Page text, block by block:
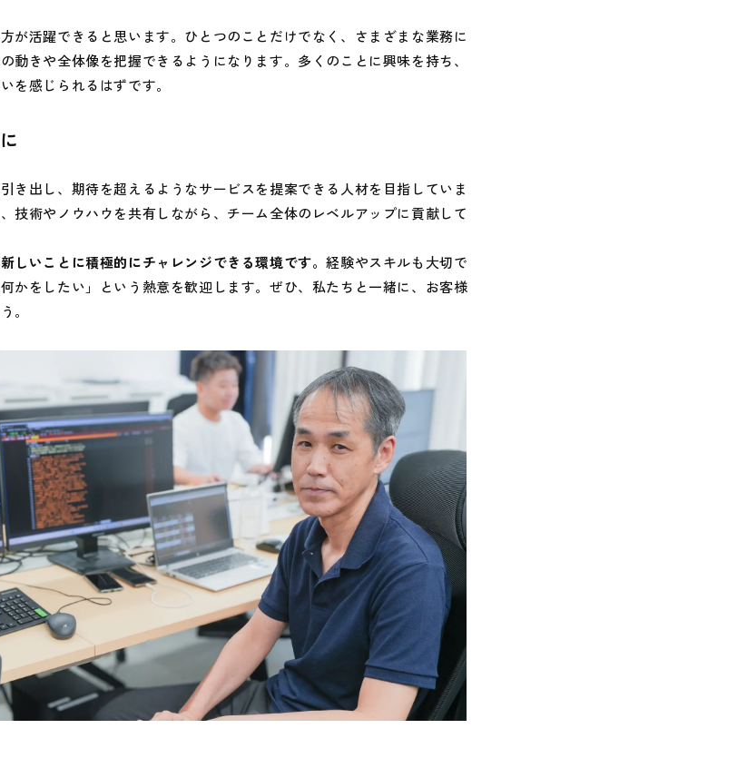
が活躍できると思います。ひとつのことだけでなく、さまざまな業務に
動きや全体像を把握できるようになります。多くのことに興味を持ち、
を感じられるはずです。
き出し、期待を超えるようなサービスを提案できる人材を目指していま
技術やノウハウを共有しながら、チーム全体のレベルアップに貢献して
しいことに積極的にチャレンジできる環境です。経験やスキルも大切で
かをしたい」という熱意を歓迎します。ぜひ、私たちと一緒に、お客様
。